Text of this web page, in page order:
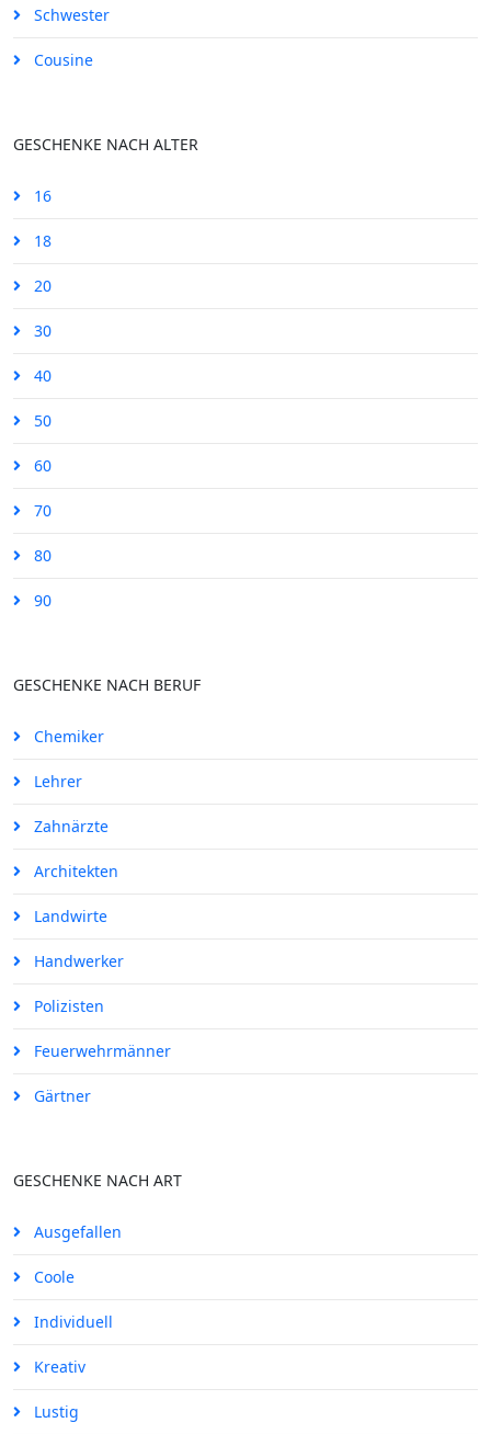
Schwester
Cousine
GESCHENKE NACH ALTER
16
18
20
30
40
50
60
70
80
90
GESCHENKE NACH BERUF
Chemiker
Lehrer
Zahnärzte
Architekten
Landwirte
Handwerker
Polizisten
Feuerwehrmänner
Gärtner
GESCHENKE NACH ART
Ausgefallen
Coole
Individuell
Kreativ
Lustig